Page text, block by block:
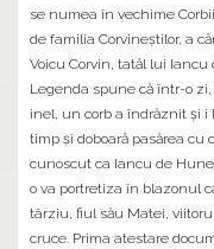
se numea în vechime
de familia Corvineștilor, a
Voicu Corvin, tatăl lui Iancu
Legenda spune că într-o
inel, un corb a îndrăznit și i
timp și doboară pasărea cu
cunoscut ca Iancu de
o va portretiza în blazonul
târziu, fiul său Matei,
cruce. Prima atestare